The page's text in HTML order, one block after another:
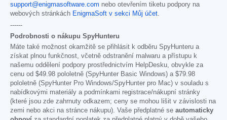
support@enigmasoftware.com nebo otevřením tiketu podpory na
webových stránkách EnigmaSoft v sekci Můj účet.
------
Podrobnosti o nákupu SpyHunteru
Máte také možnost okamžitě se přihlásit k odběru SpyHunteru a
získat plnou funkčnost, včetně odstranění malwaru a přístupu k
našemu oddělení podpory prostřednictvím HelpDesku, obvykle za
cenu od $49.98 pololetně (SpyHunter Basic Windows) a $79.98
pololetně (SpyHunter Pro Windows/SpyHunter pro Mac) v souladu s
nabídkovými materiály a podmínkami registrace/nákupní stránky
(které jsou zde zahrnuty odkazem; ceny se mohou lišit v závislosti na
zemi nebo akci na stránce nákupu). Vaše předplatné se automaticky